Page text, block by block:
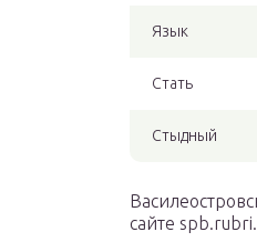
Язык
Стать
Стыдный
сайте